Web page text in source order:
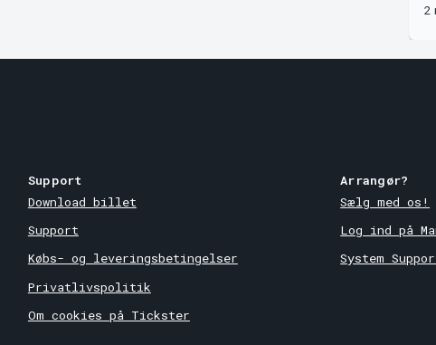
2
Support
Download billet
Support
Købs- og leveringsbetingelser
Privatlivspolitik
Om cookies på Tickster
Arrangør?
Sælg med os!
Log ind på
System